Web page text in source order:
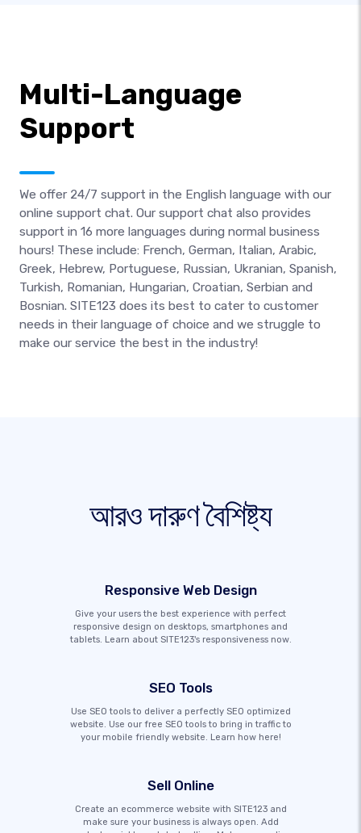
Multi-Language
Support
We offer 24/7 support in the English language with our
online support chat. Our support chat also provides
support in 16 more languages during normal business
hours! These include: French, German, Italian, Arabic,
Greek, Hebrew, Portuguese, Russian, Ukranian, Spanish,
Turkish, Romanian, Hungarian, Croatian, Serbian and
Bosnian. SITE123 does its best to cater to customer
needs in their language of choice and we struggle to
make our service the best in the industry!
আরও দারুণ বৈশিষ্ট্য
Responsive Web Design
Give your users the best experience with perfect
responsive design on desktops, smartphones and
tablets. Learn about SITE123's responsiveness now.
SEO Tools
Use SEO tools to deliver a perfectly SEO optimized
website. Use our free SEO tools to bring in traffic to
your mobile friendly website. Learn how here!
Sell Online
Create an ecommerce website with SITE123 and
make sure your business is always open. Add